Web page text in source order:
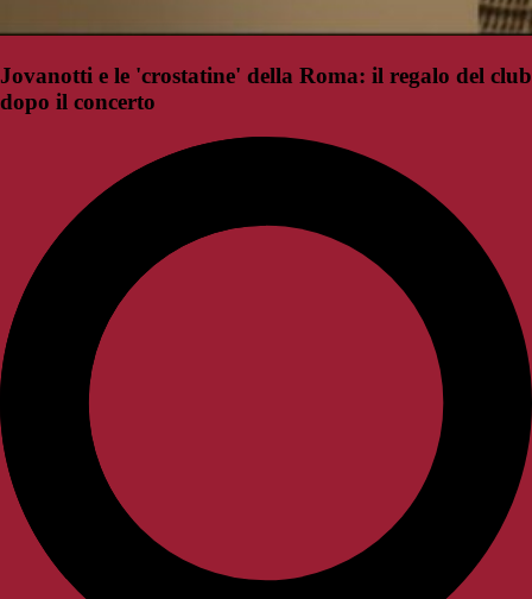
Jovanotti e le 'crostatine' della Roma: il regalo del club
dopo il concerto